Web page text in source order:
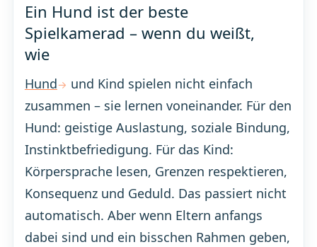
Ein Hund ist der beste
Spielkamerad – wenn du weißt,
wie
Hund
und Kind spielen nicht einfach
zusammen – sie lernen voneinander. Für den
Hund: geistige Auslastung, soziale Bindung,
Instinktbefriedigung. Für das Kind:
Körpersprache lesen, Grenzen respektieren,
Konsequenz und Geduld. Das passiert nicht
automatisch. Aber wenn Eltern anfangs
dabei sind und ein bisschen Rahmen geben,